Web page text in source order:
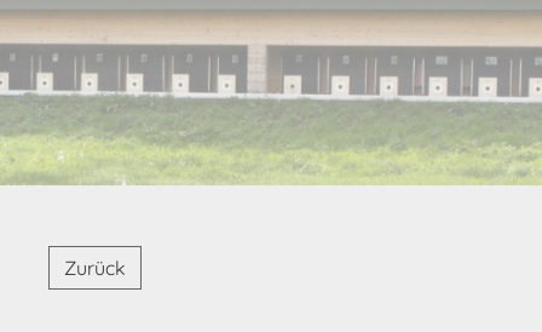
Zurück